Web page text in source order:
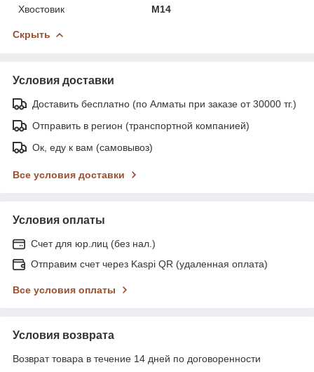
Хвостовик
М14
Скрыть
Условия доставки
Доставить бесплатно (по Алматы при заказе от 30000 тг.)
Отправить в регион (транспортной компанией)
Ок, еду к вам (самовывоз)
Все условия доставки
Условия оплаты
Счет для юр.лиц (без нал.)
Отправим счет через Kaspi QR (удаленная оплата)
Все условия оплаты
Условия возврата
Возврат товара в течение 14 дней по договоренности